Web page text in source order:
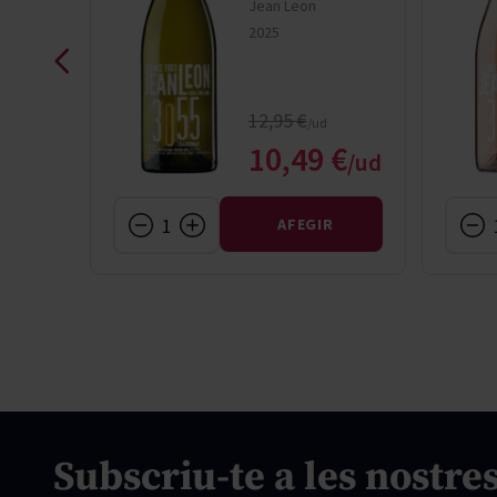
Jean Leon
2025
Special Price
10,49 €
Regular Price
12,95 €
AFEGIR
Subscriu-te a les